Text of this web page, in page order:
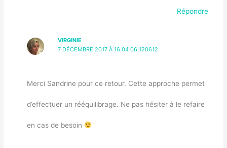
Répondre
VIRGINIE
7 DÉCEMBRE 2017 À 16 04 06 120612
Merci Sandrine pour ce retour. Cette approche permet
d’effectuer un rééquilibrage. Ne pas hésiter à le refaire
en cas de besoin